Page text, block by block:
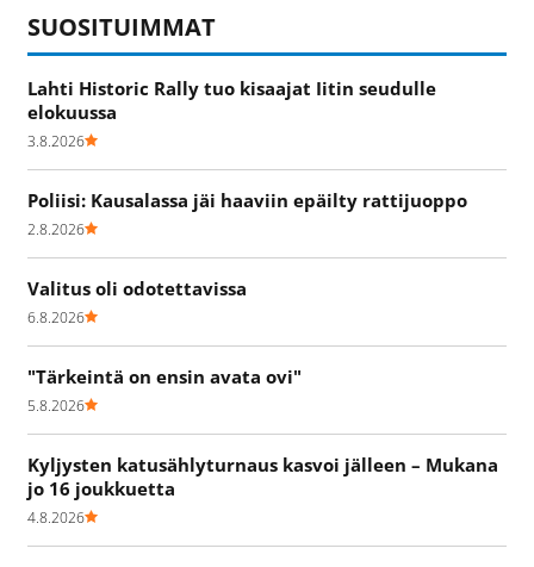
SUOSITUIMMAT
Lahti Historic Rally tuo kisaajat Iitin seudulle
elokuussa
3.8.2026
Poliisi: Kausalassa jäi haaviin epäilty rattijuoppo
2.8.2026
Valitus oli odotettavissa
6.8.2026
"Tärkeintä on ensin avata ovi"
5.8.2026
Kyljysten katusählyturnaus kasvoi jälleen – Mukana
jo 16 joukkuetta
4.8.2026